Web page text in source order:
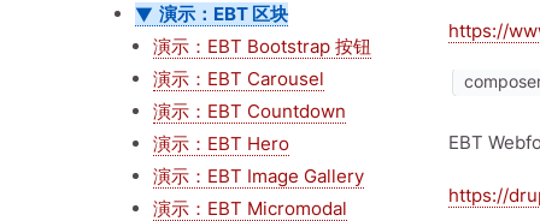
演示：EBT 区块
演示：EBT Bootstrap 按钮
演示：EBT Carousel
演示：EBT Countdown
演示：EBT Hero
演示：EBT Image Gallery
演示：EBT Micromodal
https://
EBT
https://